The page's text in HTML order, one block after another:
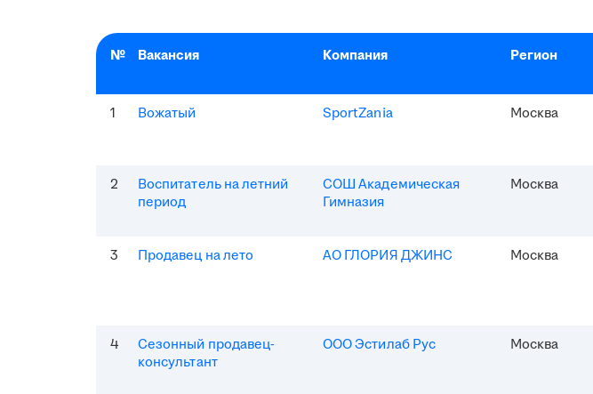
№ Вакансия Компания Регион
1 Вожатый SportZania Москва
2
Воспитатель на летний
период
СОШ Академическая
Гимназия
Москва
3 Продавец на лето АО ГЛОРИЯ ДЖИНС Москва
4
Сезонный продавец-
консультант
ООО Эстилаб Рус Москва